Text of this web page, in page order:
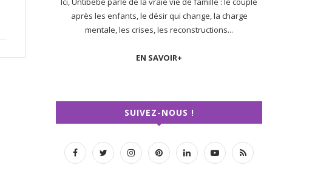
après les enfants, le désir qui change, la charge
mentale, les crises, les reconstructions...
EN SAVOIR+
SUIVEZ-NOUS !